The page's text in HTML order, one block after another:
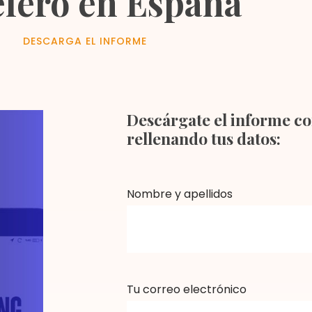
DESCARGA EL INFORME
Descárgate el informe
rellenando tus datos:
Nombre y apellidos
Tu correo electrónico